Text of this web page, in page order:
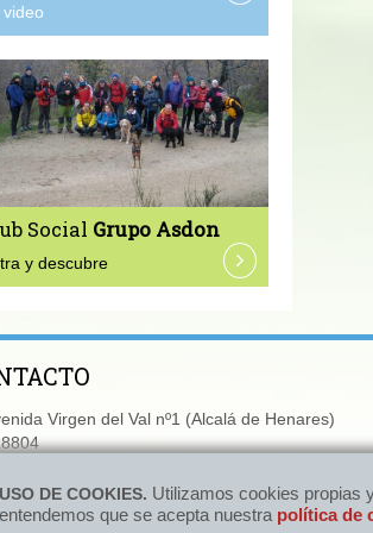
USO DE COOKIES. Utilizamos cookies propias
entendemos que se acepta nuestra política de
USO DE COOKIES. Utilizamos cookies propias
entendemos que se acepta nuestra política de
Social Grupo Asdon
y descubre
Virgen del Val nº1 (Alcalá de Henares)
reservas@grupoasdon.com